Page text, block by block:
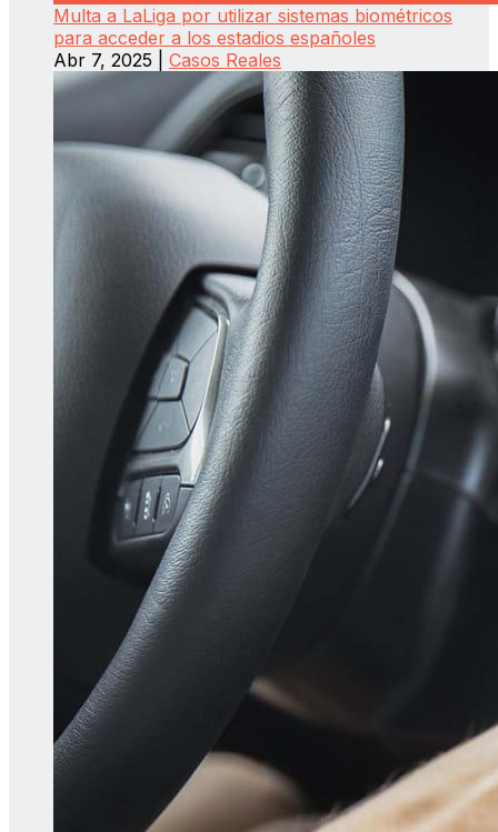
Multa a LaLiga por utilizar sistemas biométricos
para acceder a los estadios españoles
Abr 7, 2025
Casos Reales